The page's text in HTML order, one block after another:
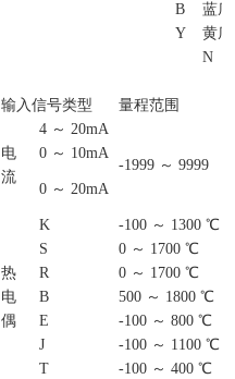
B
蓝
Y
黄
N
输入信号类型 量程范围
电
流
4 ～ 20mA
-1999 ～ 9999
0 ～ 10mA
0 ～ 20mA
热
电
偶
K
-100 ～ 1300 ℃
S
0 ～ 1700 ℃
R
0 ～ 1700 ℃
B
500 ～ 1800 ℃
E
-100 ～ 800 ℃
J
-100 ～ 1100 ℃
T
-100 ～ 400 ℃